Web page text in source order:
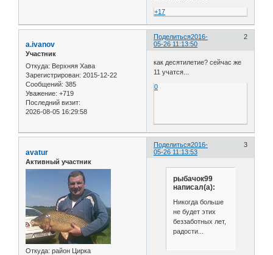
+17
Поделиться 2
2016-
05-26 11:13:50
a.ivanov
Участник
Откуда: Верхняя Хава
Зарегистрирован: 2015-12-22
Сообщений: 385
Уважение: +719
Последний визит:
2026-08-05 16:29:58
как десятилетие? сейчас же
11 учатся...
0
Поделиться 3
2016-
05-26 11:13:53
avatur
Активный участник
Откуда: район Цирка
рыбачок99
написал(а):
Никогда больше
не будет этих
беззаботных лет,
радости...